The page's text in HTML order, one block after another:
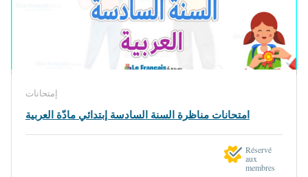
إمتحانات
امتحانات مناظرة السنة السادسة إبتدائي مادّة العربية
Réservé
aux
membres